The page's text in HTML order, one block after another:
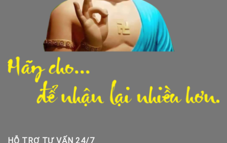
HỖ TRỢ TƯ VẤN 24/7